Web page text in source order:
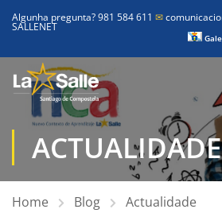
Algunha pregunta? 981 584 611 ✉
SALLENET
ACTUALIDADE
Home Blog Actualidade